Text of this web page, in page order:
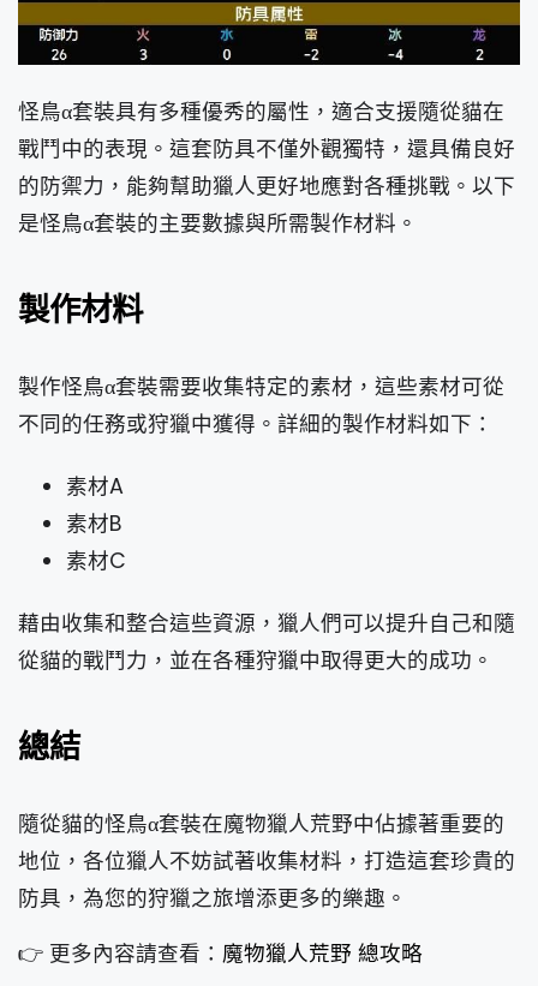
怪鳥α套裝具有多種優秀的屬性，適合支援隨從貓在
戰鬥中的表現。這套防具不僅外觀獨特，還具備良好
的防禦力，能夠幫助獵人更好地應對各種挑戰。以下
是怪鳥α套裝的主要數據與所需製作材料。
製作材料
製作怪鳥α套裝需要收集特定的素材，這些素材可從
不同的任務或狩獵中獲得。詳細的製作材料如下：
素材A
素材B
素材C
藉由收集和整合這些資源，獵人們可以提升自己和隨
從貓的戰鬥力，並在各種狩獵中取得更大的成功。
總結
隨從貓的怪鳥α套裝在魔物獵人荒野中佔據著重要的
地位，各位獵人不妨試著收集材料，打造這套珍貴的
防具，為您的狩獵之旅增添更多的樂趣。
👉 更多內容請查看： 魔物獵人荒野 總攻略